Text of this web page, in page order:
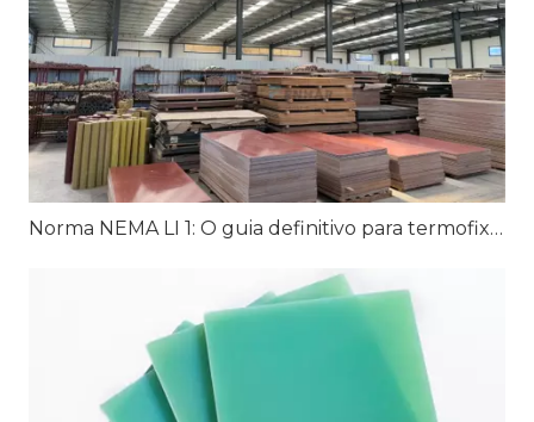
Norma NEMA LI 1: O guia definitivo para termofixos laminados industriais